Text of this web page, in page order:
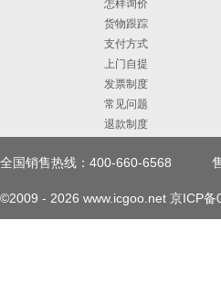
怎样询价
货物跟踪
支付方式
上门自提
发票制度
常见问题
退款制度
全国销售热线：400-660-6568
©2009 - 2026 www.icgoo.net 京ICP备